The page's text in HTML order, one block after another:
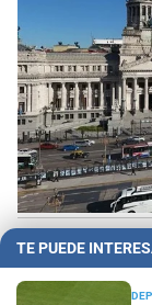
1
Qué dice el
privada”
TE PUEDE